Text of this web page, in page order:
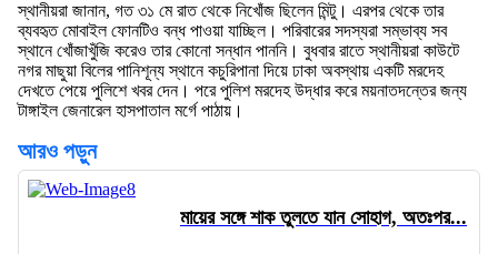
স্থানীয়রা জানান, গত ৩১ মে রাত থেকে নিখোঁজ ছিলেন মিন্টু। এরপর থেকে তার
ব্যবহৃত মোবাইল ফোনটিও বন্ধ পাওয়া যাচ্ছিল। পরিবারের সদস্যরা সম্ভাব্য সব
স্থানে খোঁজাখুঁজি করেও তার কোনো সন্ধান পাননি। বুধবার রাতে স্থানীয়রা কাউটে
নগর মাছুয়া বিলের পানিশূন্য স্থানে কচুরিপানা দিয়ে ঢাকা অবস্থায় একটি মরদেহ
দেখতে পেয়ে পুলিশে খবর দেন। পরে পুলিশ মরদেহ উদ্ধার করে ময়নাতদন্তের জন্য
টাঙ্গাইল জেনারেল হাসপাতাল মর্গে পাঠায়।
আরও পড়ুন
মায়ের সঙ্গে শাক তুলতে যান সোহাগ, অতঃপর...